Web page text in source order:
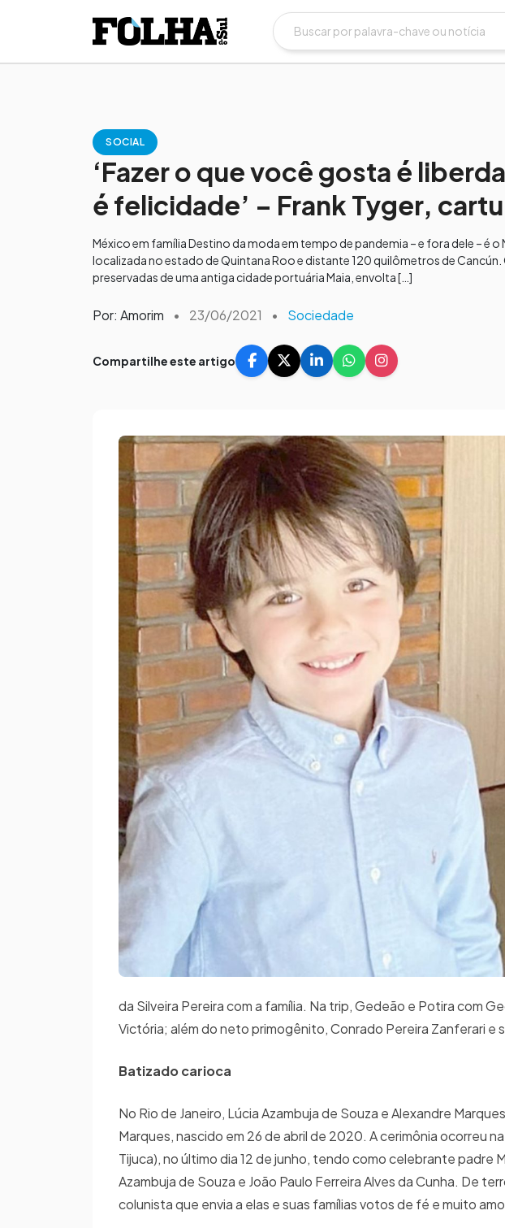
SOCIAL
‘Fazer o que você gosta é
é felicidade’ – Frank Tyger,
México em família Destino da moda em tempo de pandemia – e fora dele – é
localizada no estado de Quintana Roo e distante 120 quilômetros de
preservadas de uma antiga cidade portuária Maia, envolta […]
Por: Amorim • 23/06/2021 • Sociedade
Compartilhe este artigo
da Silveira Pereira com a família. Na trip, Gedeão e Potira com
Victória; além do neto primogênito, Conrado Pereira Zanferari e
Batizado carioca
No Rio de Janeiro, Lúcia Azambuja de Souza e Alexandre
Marques, nascido em 26 de abril de 2020. A cerimônia ocorreu
Tijuca), no último dia 12 de junho, tendo como celebrante padre
Azambuja de Souza e João Paulo Ferreira Alves da Cunha. De
colunista que envia a elas e suas famílias votos de fé e muito